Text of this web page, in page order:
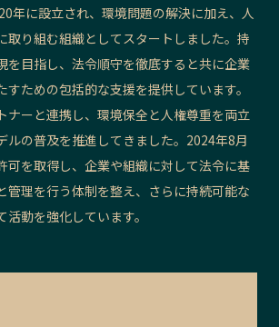
年に設立され、環境問題の解決に加え、人
取り組む組織としてスタートしました。持
を目指し、法令順守を徹底すると共に企業
ための包括的な支援を提供しています。
ナーと連携し、環境保全と人権尊重を両立
ルの普及を推進してきました。2024年8月
可を取得し、企業や組織に対して法令に基
管理を行う体制を整え、さらに持続可能な
動を強化しています。